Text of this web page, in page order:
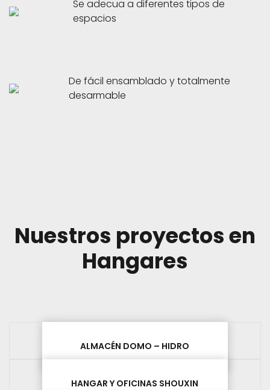
Se adecua a diferentes tipos de
espacios
De fácil ensamblado y totalmente
desarmable
Nuestros proyectos en
Hangares
ALMACÉN DOMO – HIDRO
HANGAR Y OFICINAS SHOUXIN